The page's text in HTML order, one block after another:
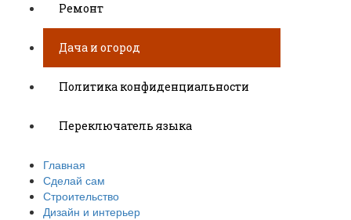
Ремонт
Дача и огород
Политика конфиденциальности
Переключатель языка
Главная
Сделай сам
Строительство
Дизайн и интерьер